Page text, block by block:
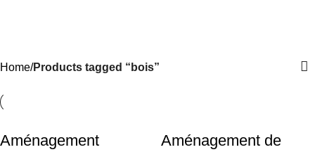
Home Products tagged “bois”
Aménagement
Aménagement de